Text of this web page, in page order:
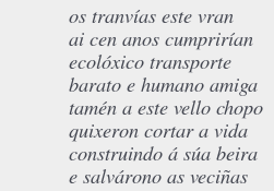
os tranvías este vran
ai cen anos cumprirían
ecolóxico transporte
barato e humano amiga
tamén a este vello chopo
quixeron cortar a vida
construindo á súa beira
e salvárono as veciñas